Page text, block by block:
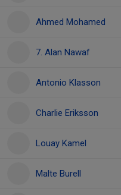
Ahmed Mohamed
7. Alan Nawaf
Antonio Klasson
Charlie Eriksson
Louay Kamel
Malte Burell